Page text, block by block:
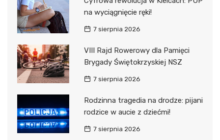
na wyciągnięcie ręki!
7 sierpnia 2026
VIII Rajd Rowerowy dla Pamięci
Brygady Świętokrzyskiej NSZ
7 sierpnia 2026
Rodzinna tragedia na drodze: pijani
rodzice w aucie z dziećmi!
7 sierpnia 2026